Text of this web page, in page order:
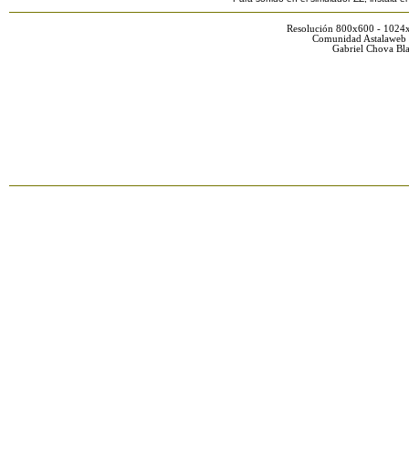
Resolución 800x600 -
Comunidad
Gabriel Chova